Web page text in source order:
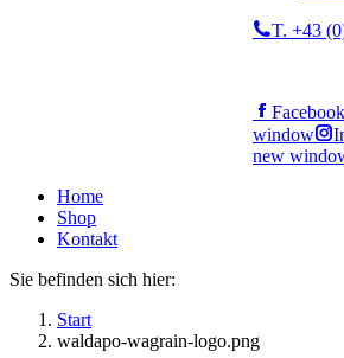
T. +43
window
new
Home
Shop
Kontakt
Sie befinden sich hier:
Start
waldapo-wagrain-logo.png